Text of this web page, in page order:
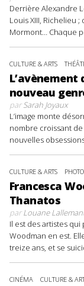
Derrière Alexandre
Louis XIII, Richelieu
Mormont… Chaque
CULTURE & ARTS
L’avènement
nouveau
parSarah Joyaux
L’image monte
nombre croissant
nouvelles
CULTURE & ARTS
Francesca
Thanatos
parLouane
Il est des artistes
Woodman en est.
treize ans, et se
CINÉMA CULTURE &